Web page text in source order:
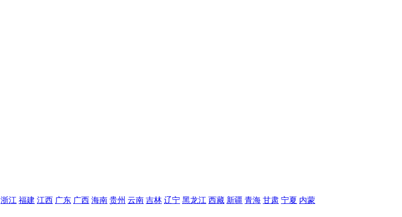
浙江 福建 江西 广东 广西 海南 贵州 云南 吉林 辽宁 黑龙江 西藏 新疆 青海 甘肃 宁夏 内蒙